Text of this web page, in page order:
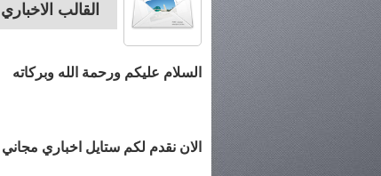
القالب
السلام عليكم ورحمة الله وبركاته
الان نقدم لكم ستايل اخباري